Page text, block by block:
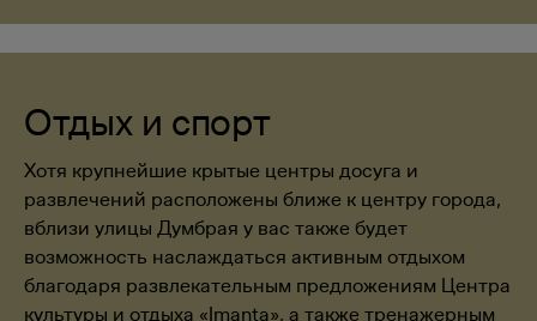
Отдых и спорт
Хотя крупнейшие крытые центры досуга и
развлечений расположены ближе к центру города,
вблизи улицы Думбрая у вас также будет
возможность наслаждаться активным отдыхом
благодаря развлекательным предложениям Центра
культуры и отдыха «Imanta», а также тренажерным